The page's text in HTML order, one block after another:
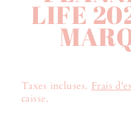
LIFE
Taxes incluses. Frais
caisse.